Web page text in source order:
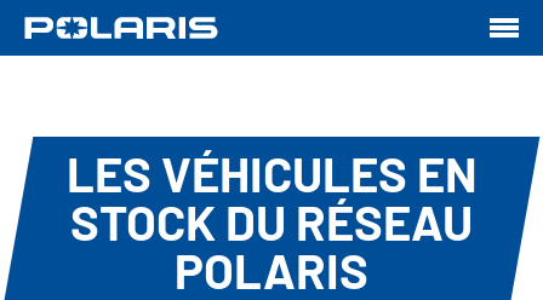
LES VÉHICULES EN
STOCK DU RÉSEAU
POLARIS